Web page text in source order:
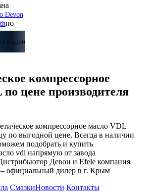
Devon
по
в один
компрессорное
цене производителя
компрессорное масло VDL
по выгодной цене. Всегда в наличии
подобрать и купить
vdl напрямую от завода
Девон и Efele компания
официальный дилер в г. Крым
СмазкиНовости Контакты